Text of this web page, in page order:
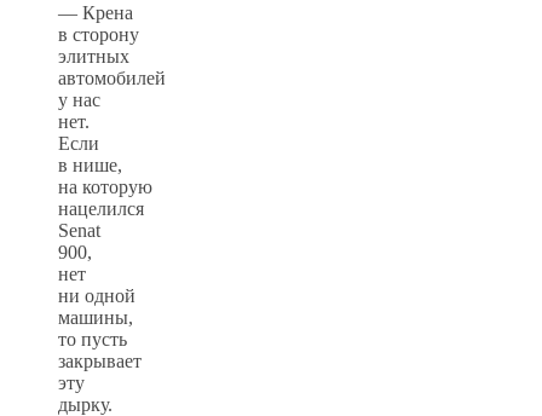
— Крена
в сторону
элитных
автомобилей
у нас
нет.
Если
в нише,
на которую
нацелился
Senat
900,
нет
ни одной
машины,
то пусть
закрывает
эту
дырку.